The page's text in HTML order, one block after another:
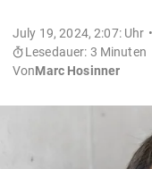
July 19, 2024, 2:07: Uhr
Lesedauer: 3 Minuten
VonMarc Hosinner